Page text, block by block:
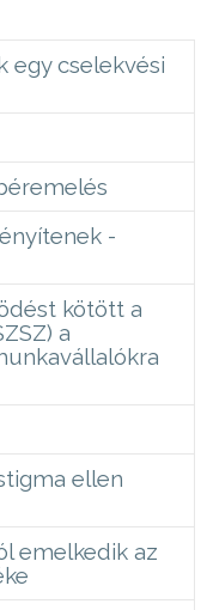
egy cselekvési
-
kötött a
a
ellen
emelkedik az